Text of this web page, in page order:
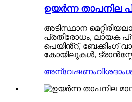
ഉയർന്ന താപനില
അടിസ്ഥാന
പ്രതിരോധം, ലായക
പെയിൻ്റ്, ബേക്കിംഗ്
കോയിലുകൾ,
അന്വേഷണം